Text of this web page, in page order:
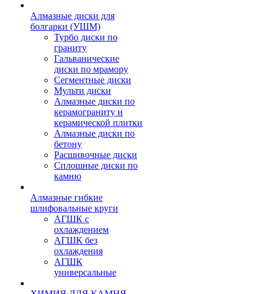
Алмазные диски для
болгарки (УШМ)
Турбо диски по
граниту
Гальванические
диски по мрамору
Сегментные диски
Мульти диски
Алмазные диски по
керамограниту и
керамической плитки
Алмазные диски по
бетону
Расшивочные диски
Сплошные диски по
камню
Алмазные гибкие
шлифовальные круги
АГШК с
охлаждением
АГШК без
охлаждения
АГШК
универсальные